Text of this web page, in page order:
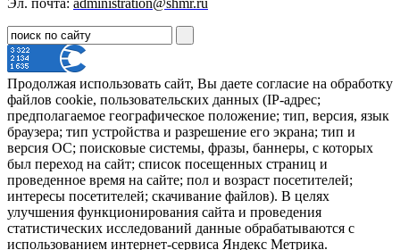
Эл. почта: administration@shmr.ru
Продолжая использовать сайт, Вы даете согласие на обработку
файлов cookie, пользовательских данных (IP-адрес;
предполагаемое географическое положение; тип, версия, язык
браузера; тип устройства и разрешение его экрана; тип и
версия ОС; поисковые системы, фразы, баннеры, с которых
был переход на сайт; список посещенных страниц и
проведенное время на сайте; пол и возраст посетителей;
интересы посетителей; скачивание файлов). В целях
улучшения функционирования сайта и проведения
статистических исследований данные обрабатываются с
использованием интернет-сервиса Яндекс Метрика.